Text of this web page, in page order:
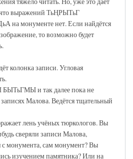
выражений ТьҢРЫТьГ
на монументе нет. Если найдётся
то возможно будет
колонка записи. Угловая
и так далее пока не
Малова. Ведётся тщательный
лень учёных тюркологов. Вы
сверяли записи Малова,
с монумента, сам монумент? Вы
изучением памятника? Или на